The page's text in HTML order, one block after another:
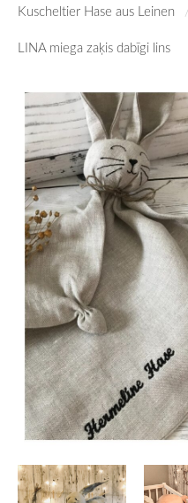
Kuscheltier Hase aus Leinen
LINA miega zaķis dabīgi lins